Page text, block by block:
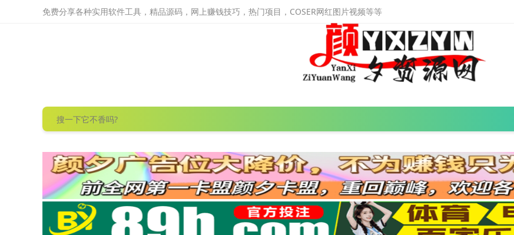
免费分享各种实用软件工具，精品源码，网上赚钱技巧，热门项目，COSER网红图片视频等等